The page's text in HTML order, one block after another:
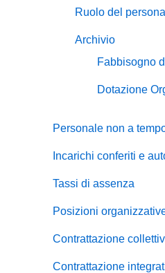
Ruolo del
Archivio
Fabbisogno
Dotazione
Personale non a
Incarichi conferiti e
Tassi di assenza
Posizioni
Contrattazione
Contrattazione